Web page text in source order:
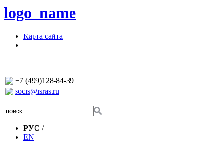
logo_name
Карта сайта
+7 (499)128-84-39
socis@isras.ru
РУС /
EN